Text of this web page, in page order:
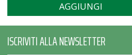
AGGIUNGI
ISCRIVITI ALLA NEWSLETTER